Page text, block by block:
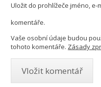
Uložit do prohlížeče jméno,
komentáře.
Vaše osobní údaje budou
tohoto komentáře. Zásady